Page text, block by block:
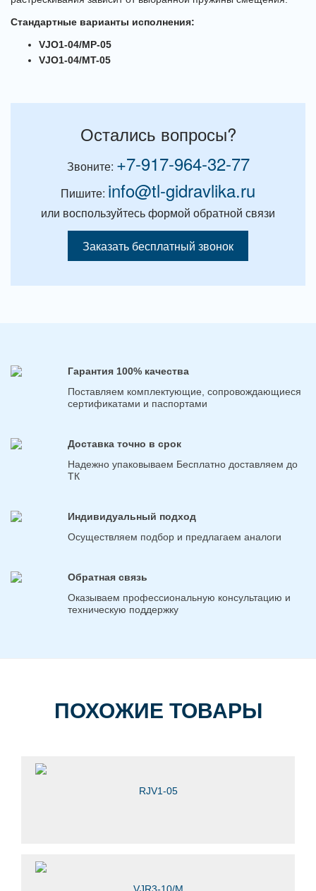
Стандартные варианты исполнения:
VJO1-04/MP-05
VJO1-04/MT-05
Остались вопросы?
Звоните: +7-917-964-32-77
Пишите: info@tl-gidravlika.ru
или воспользуйтесь формой обратной связи
Заказать бесплатный звонок
Гарантия 100% качества
Поставляем комплектующие, сопровождающиеся
сертификатами и паспортами
Доставка точно в срок
Надежно упаковываем Бесплатно доставляем до
ТК
Индивидуальный подход
Осуществляем подбор и предлагаем аналоги
Обратная связь
Оказываем профессиональную консультацию и
техническую поддержку
ПОХОЖИЕ ТОВАРЫ
RJV1-05